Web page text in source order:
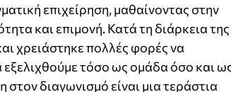
επιχείρηση, μαθαίνοντας στην
και επιμονή. Κατά τη διάρκεια της
χρειάστηκε πολλές φορές να
τόσο ως ομάδα όσο και
διαγωνισμό είναι μια τεράστια